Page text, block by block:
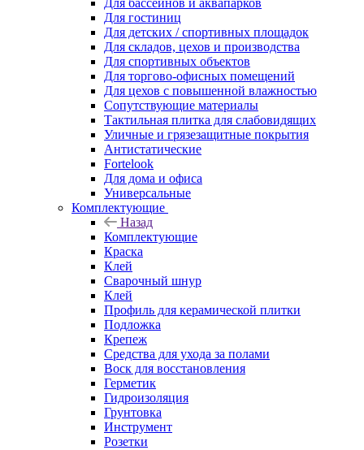
Для гостиниц
Для детских / спортивных площадок
Для складов, цехов и производства
Для спортивных объектов
Для торгово-офисных помещений
Для цехов с повышенной влажностью
Сопутствующие материалы
Тактильная плитка для слабовидящих
Уличные и грязезащитные покрытия
Антистатические
Fortelook
Для дома и офиса
Универсальные
Комплектующие
Назад
Комплектующие
Краска
Клей
Сварочный шнур
Клей
Профиль для керамической плитки
Подложка
Крепеж
Средства для ухода за полами
Воск для восстановления
Герметик
Гидроизоляция
Грунтовка
Инструмент
Розетки